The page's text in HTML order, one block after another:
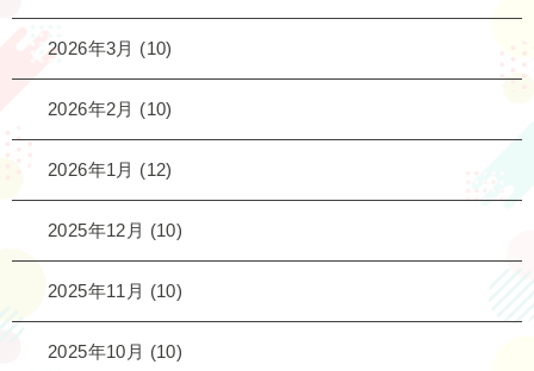
2026年3月 (10)
2026年2月 (10)
2026年1月 (12)
2025年12月 (10)
2025年11月 (10)
2025年10月 (10)